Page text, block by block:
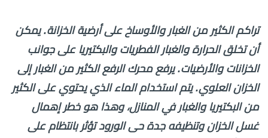
تراكم الكثير من الغبار والأوساخ على أرضية الخزانة. يمكن
أن تخلق الحرارة والغبار الفطريات والبكتيريا على جوانب
الخزانات والأرضيات. يرفع محرك الرفع الكثير من الغبار إلى
الخزان العلوي. يتم استخدام الماء الذي يحتوي على الكثير
من البكتيريا والغبار في المنازل، وهذا هو خطر إهمال
غسل الخزان وتنظيفه جدة حى الورود تؤثر بانتظام على